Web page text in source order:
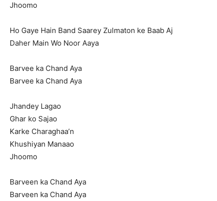
Jhoomo
Ho Gaye Hain Band Saarey Zulmaton ke Baab Aj
Daher Main Wo Noor Aaya
Barvee ka Chand Aya
Barvee ka Chand Aya
Jhandey Lagao
Ghar ko Sajao
Karke Charaghaa’n
Khushiyan Manaao
Jhoomo
Barveen ka Chand Aya
Barveen ka Chand Aya